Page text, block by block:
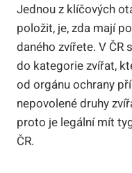
Jednou z klíčových
položit, je, zda mají
daného zvířete. V ČR
do kategorie zvířat,
od orgánu ochrany
nepovolené druhy
proto je legální mít
ČR.